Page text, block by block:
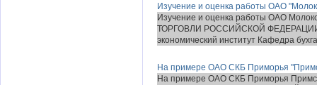
Изучение и оценка работы ОАО
Изучение и оценка работы ОАО
ТОРГОВЛИ РОССИЙСКОЙ ФЕДЕРАЦИИ
экономический институт Кафедра
На примере ОАО СКБ Приморья
На примере ОАО СКБ Приморья